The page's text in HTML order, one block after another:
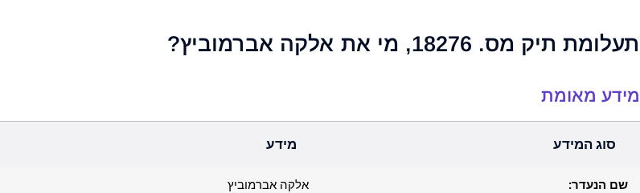
תעלומת תיק מס. 18276, מי את אלקה אברמוביץ?
מידע מאומת
סוג המידע מידע
שם הנעדר: אלקה אברמוביץ